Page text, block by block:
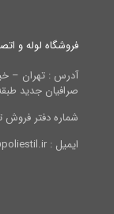
فروشگاه لوله و
آدرس : تهران –
صرافیان جدید
شماره دفتر فروش تهران : ۳۳۹۶۵۶۵۰ ۰۲۱
ایمیل : info@poliestil.ir